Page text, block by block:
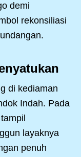
demi
rekonsiliasi
di kediaman
Indah. Pada
layaknya
penuh